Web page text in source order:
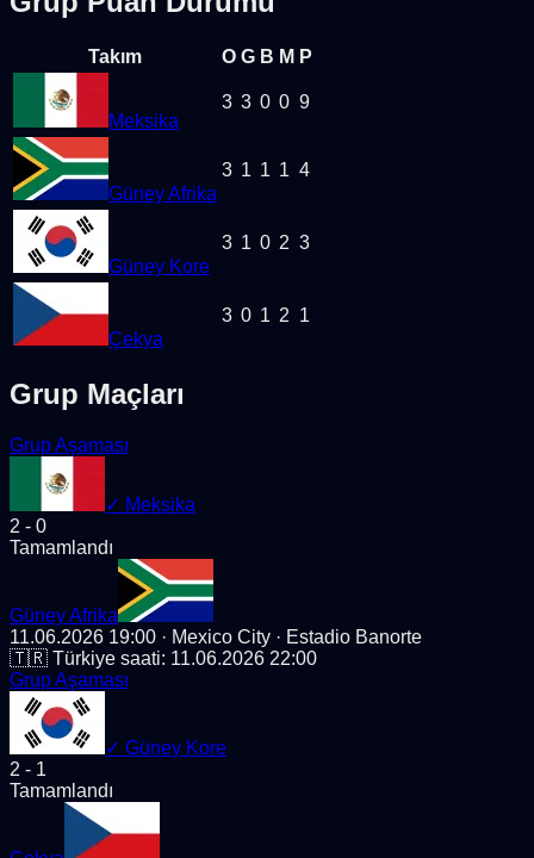
Takım O G B M P
Meksika
3 3 0 0 9
Güney Afrika
3 1 1 1 4
Güney Kore
3 1 0 2 3
Çekya
3 0 1 2 1
Grup Maçları
Grup Aşaması
✓ Meksika
2 - 0
Tamamlandı
Güney Afrika
11.06.2026 19:00 · Mexico City · Estadio Banorte
🇹🇷 Türkiye saati: 11.06.2026 22:00
Grup Aşaması
✓ Güney Kore
2 - 1
Tamamlandı